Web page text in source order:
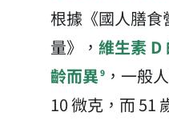
根據《國人膳
量》， 維生素 D
齡而異 9，一般
10 微克，而 51